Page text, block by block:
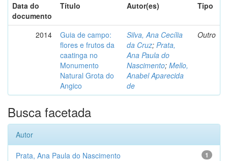
Data do
documento
Título Autor(es) Tipo
2014
Guia de campo:
flores e frutos da
caatinga no
Monumento
Natural Grota do
Angico
Silva, Ana Cecília
da Cruz; Prata,
Ana Paula do
Nascimento; Mello,
Anabel Aparecida
de
Outro
Busca facetada
Autor
1
Prata, Ana Paula do Nascimento